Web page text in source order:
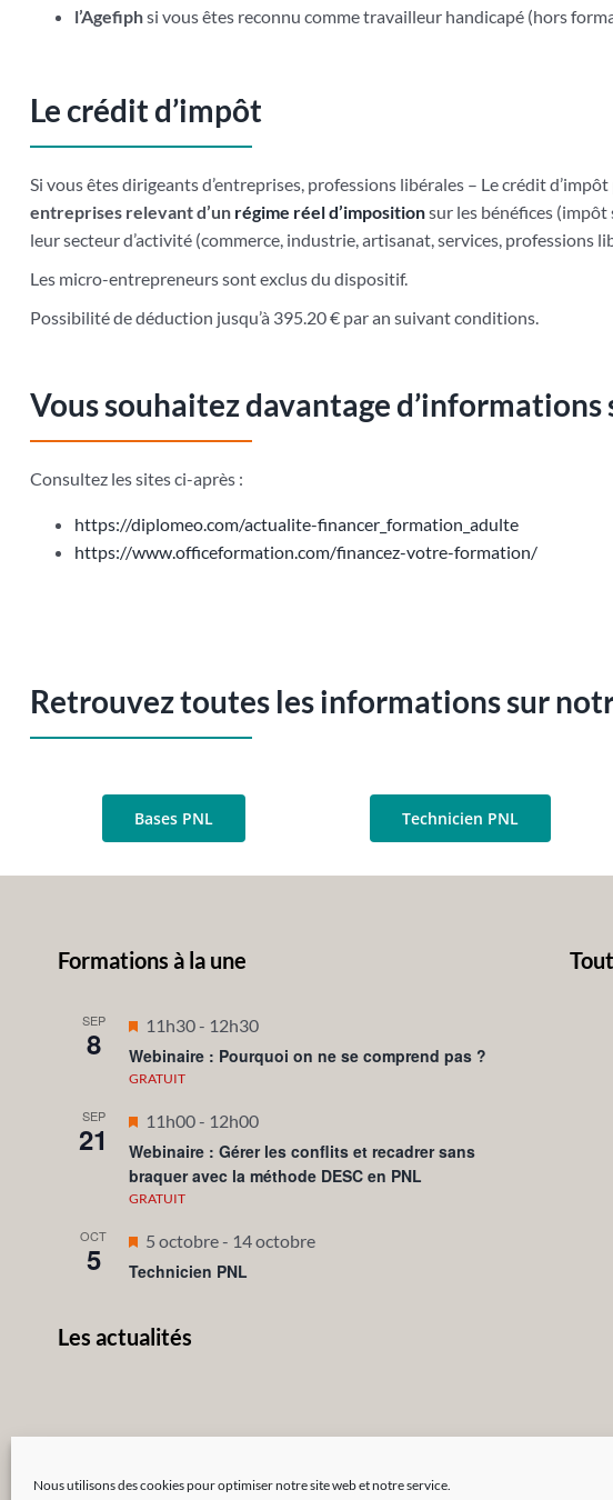
Nous utilisons des cookies pour optimiser notre site web et notre service.
l’Agefiphsi vous êtes reconnu comme travailleur handicapé (hors
Le crédit d’impôt
Si vous êtes dirigeants d’entreprises, professions libérales – Le crédit
entreprises relevant d’un régime réel d’impositionsur les bénéfices
leur secteur d’activité (commerce, industrie, artisanat, services, professions
Les micro-entrepreneurs sont exclus du dispositif.
Possibilité de déduction jusqu’à 395.20 € par an suivant conditions.
Vous souhaitez davantage
Consultez les sites ci-après :
https://diplomeo.com/actualite-financer_formation_adulte
https://www.officeformation.com/financez-votre-formation/
Retrouvez toutes les informations sur
Bases PNL Technicien PNL
Formations à la une
SEP
8
Mis
en
avant
11h30- 12h30
Webinaire : Pourquoi on ne se comprend pas ?
GRATUIT
SEP
21
Mis
en
avant
11h00- 12h00
Webinaire : Gérer les conflits et recadrer sans
braquer avec la méthode DESC en PNL
GRATUIT
OCT
5
Mis
en
5 octobre- 14 octobre
Technicien PNL
Les actualités